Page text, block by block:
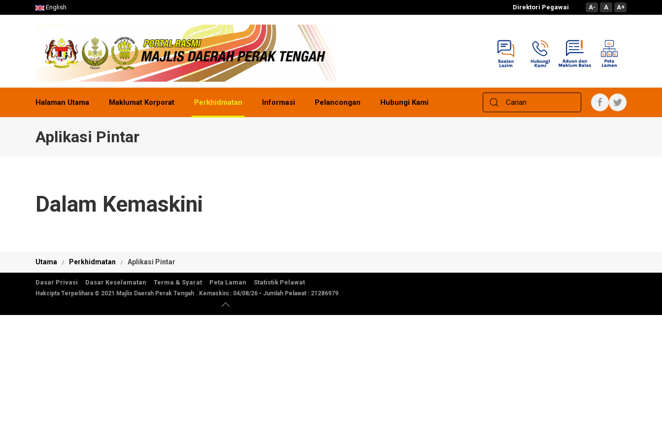
English Direktori Pegawai A- A A+
Halaman Utama Maklumat Korporat Perkhidmatan Informasi Pelancongan Hubungi Kami
Aplikasi Pintar
Dalam Kemaskini
Utama Perkhidmatan Aplikasi Pintar
Dasar Privasi Dasar Keselamatan Terma & Syarat Peta Laman Statistik Pelawat
Hakcipta Terpelihara © 2021 Majlis Daerah Perak Tengah . Kemaskini : 04/08/26 • Jumlah Pelawat : 21286979